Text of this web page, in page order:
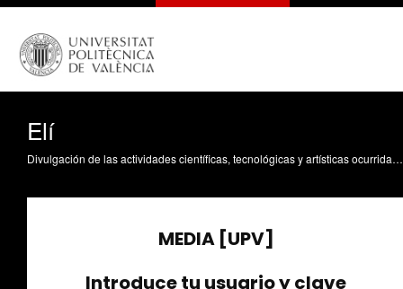
Elí
Divulgación de las actividades científicas, tecnológicas y artísticas ocurridas en los tres campus de la UPV